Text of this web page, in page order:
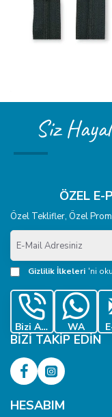
Siz
ÖZEL E-
Özel Teklifler, Özel
E-
Mail
Adresiniz
Gizlilik İlkeleri 'ni
Bizi Ara WA
BIZI TAKIP EDIN
HESABIM